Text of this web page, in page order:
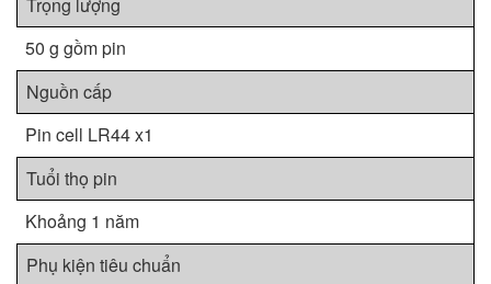
50 g gồm pin
Nguồn cấp
Pin cell LR44 x1
Tuổi thọ pin
Khoảng 1 năm
Phụ kiện tiêu chuẩn